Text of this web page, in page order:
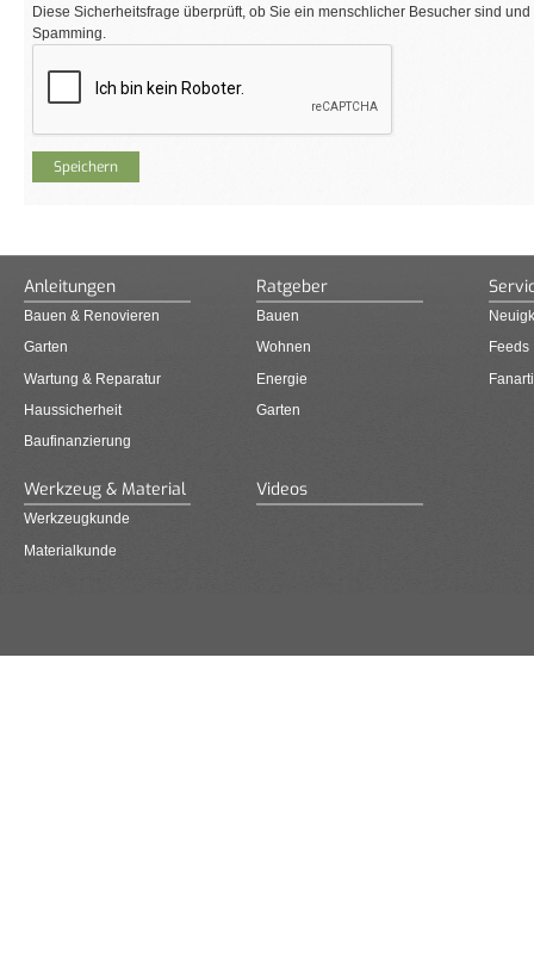
Diese Sicherheitsfrage überprüft, ob Sie ein menschlicher Besucher sind
Spamming.
Anleitungen
Bauen & Renovieren
Garten
Wartung & Reparatur
Haussicherheit
Baufinanzierung
Ratgeber
Bauen
Wohnen
Energie
Garten
Feeds
Werkzeug & Material
Werkzeugkunde
Materialkunde
Videos